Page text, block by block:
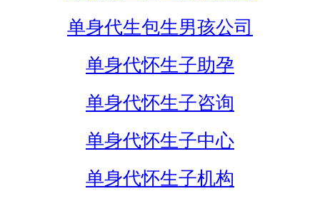
单身代生包生男孩公司
单身代怀生子助孕
单身代怀生子咨询
单身代怀生子中心
单身代怀生子机构